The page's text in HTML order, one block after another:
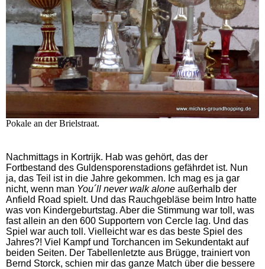
Pokale an der Brielstraat.
Nachmittags in Kortrijk. Hab was gehört, das der
Fortbestand des Guldensporenstadions gefährdet ist. Nun
ja, das Teil ist in die Jahre gekommen. Ich mag es ja gar
nicht, wenn man You´ll never walk alone außerhalb der
Anfield Road spielt. Und das Rauchgebläse beim Intro hatte
was von Kindergeburtstag. Aber die Stimmung war toll, was
fast allein an den 600 Supportern von Cercle lag. Und das
Spiel war auch toll. Vielleicht war es das beste Spiel des
Jahres?! Viel Kampf und Torchancen im Sekundentakt auf
beiden Seiten. Der Tabellenletzte aus Brügge, trainiert von
Bernd Storck, schien mir das ganze Match über die bessere